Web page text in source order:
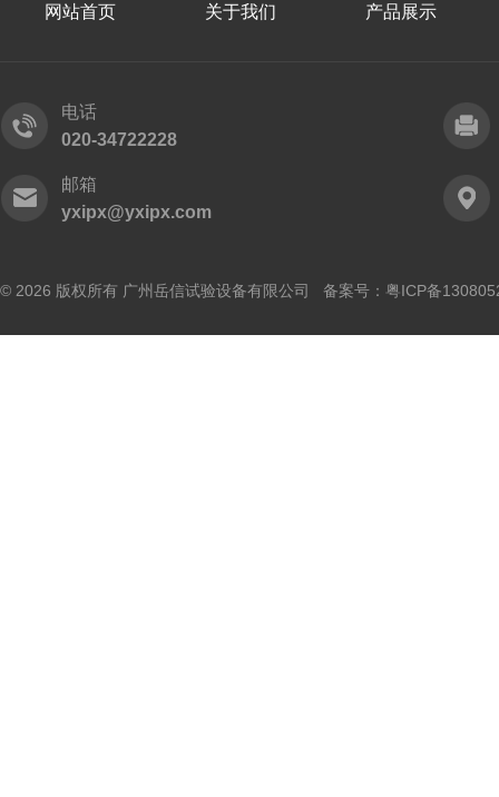
网站首页 关于我们 产品展示
电话
020-34722228
邮箱
yxipx@yxipx.com
© 2026 版权所有 广州岳信试验设备有限公司 备案号： 粤ICP备